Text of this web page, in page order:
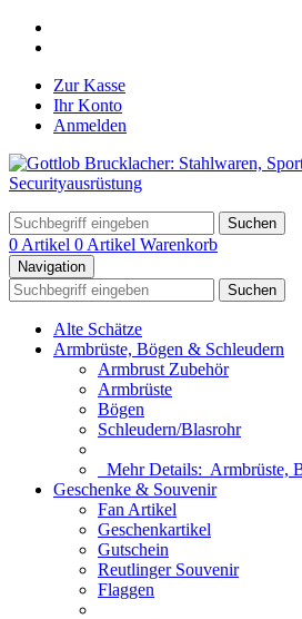
Zur Kasse
Ihr Konto
Anmelden
Suchen
0 Artikel 0 Artikel Warenkorb
Navigation
Suchen
Alte Schätze
Armbrüste, Bögen & Schleudern
Armbrust Zubehör
Armbrüste
Bögen
Schleudern/Blasrohr
Mehr Details: Armbrüste,
Geschenke & Souvenir
Fan Artikel
Geschenkartikel
Gutschein
Reutlinger Souvenir
Flaggen